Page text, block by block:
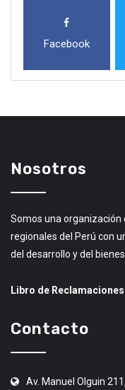
Facebook
Nosotros
Somos una organización
regionales del Perú con
del desarrollo y del
Libro de Reclamaciones
Contacto
Av. Manuel Olguin